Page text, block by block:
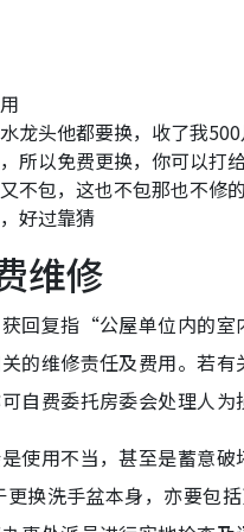
龙头他都要换，收了我
所以免费更换，你可以打
不包，这也不包那也不修的
好过靠猜
维修
回复指“公屋单位内的
的维修责任及费用。若有
自费委托房委会处理人为
使用不当，甚至是蓄意破
换洗手盆本身，亦要包括